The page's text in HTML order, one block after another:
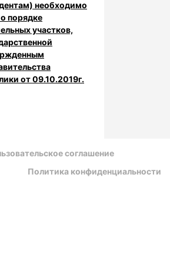
необходимо
порядке
участков,
от 09.10.2019г.
соглашение
Политика конфиденциальности